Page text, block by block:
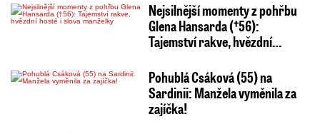
Nejsilnější momenty z pohřbu
Glena Hansarda (†56):
Tajemství rakve, hvězdní…
Pohublá Csáková (55) na
Sardinii: Manžela vyměnila za
zajíčka!